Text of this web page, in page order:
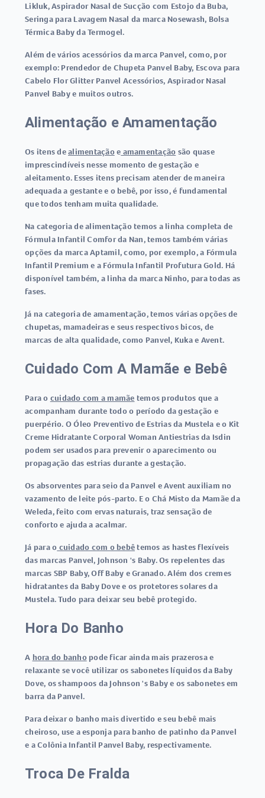
Likluk, Aspirador Nasal de Sucção com Estojo da Buba,
Seringa para Lavagem Nasal da marca Nosewash, Bolsa
Térmica Baby da Termogel.
Além de vários acessórios da marca Panvel, como, por
exemplo: Prendedor de Chupeta Panvel Baby, Escova para
Cabelo Flor Glitter Panvel Acessórios, Aspirador Nasal
Panvel Baby e muitos outros.
Alimentação e Amamentação
Os itens dealimentaçãoe amamentação são quase
imprescindíveis nesse momento de gestação e
aleitamento. Esses itens precisam atender de maneira
adequada a gestante e o bebê, por isso, é fundamental
que todos tenham muita qualidade.
Na categoria de alimentação temos a linha completa de
Fórmula Infantil Comfor da Nan, temos também várias
opções da marca Aptamil, como, por exemplo, a Fórmula
Infantil Premium e a Fórmula Infantil Profutura Gold. Há
disponível também, a linha da marca Ninho, para todas as
fases.
Já na categoria de amamentação, temos várias opções de
chupetas, mamadeiras e seus respectivos bicos, de
marcas de alta qualidade, como Panvel, Kuka e Avent.
Cuidado Com A Mamãe e Bebê
Para o cuidado com a mamãe temos produtos que a
acompanham durante todo o período da gestação e
puerpério. O Óleo Preventivo de Estrias da Mustela e o Kit
Creme Hidratante Corporal Woman Antiestrias da Isdin
podem ser usados para prevenir o aparecimento ou
propagação das estrias durante a gestação.
Os absorventes para seio da Panvel e Avent auxiliam no
vazamento de leite pós-parto. E o Chá Misto da Mamãe da
Weleda, feito com ervas naturais, traz sensação de
conforto e ajuda a acalmar.
Já para o cuidado com o bebêtemos as hastes flexíveis
das marcas Panvel, Johnson 's Baby. Os repelentes das
marcas SBP Baby, Off Baby e Granado. Além dos cremes
hidratantes da Baby Dove e os protetores solares da
Mustela. Tudo para deixar seu bebê protegido.
Hora Do Banho
A hora do banhopode ficar ainda mais prazerosa e
relaxante se você utilizar os sabonetes líquidos da Baby
Dove, os shampoos da Johnson 's Baby e os sabonetes em
barra da Panvel.
Para deixar o banho mais divertido e seu bebê mais
cheiroso, use a esponja para banho de patinho da Panvel
e a Colônia Infantil Panvel Baby, respectivamente.
Troca De Fralda